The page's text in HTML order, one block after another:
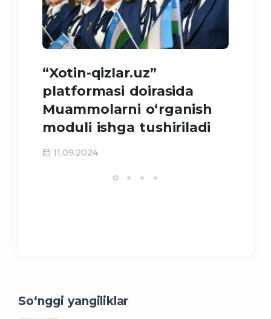
“Xotin-qizlar.uz”
platformasi doirasida
Muammolarni o‘rganish
moduli ishga tushiriladi
11.09.2024
So‘nggi yangiliklar